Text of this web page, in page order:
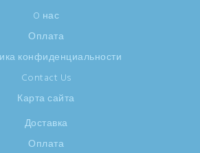
O нас
Оплата
конфиденциальности
Contact Us
Карта сайта
Доставка
Оплата